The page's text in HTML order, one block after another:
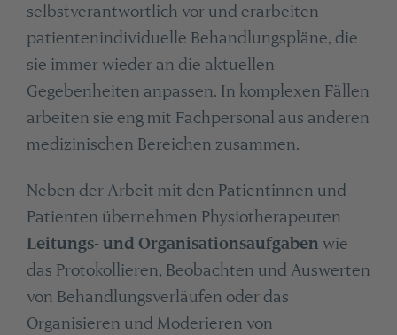
selbstverantwortlich vor und erarbeiten
patientenindividuelle Behandlungspläne, die
sie immer wieder an die aktuellen
Gegebenheiten anpassen. In komplexen Fällen
arbeiten sie eng mit Fachpersonal aus anderen
medizinischen Bereichen zusammen.
Neben der Arbeit mit den Patientinnen und
Patienten übernehmen Physiotherapeuten
Leitungs- und Organisationsaufgaben wie
das Protokollieren, Beobachten und Auswerten
von Behandlungsverläufen oder das
Organisieren und Moderieren von